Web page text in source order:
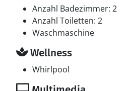
Anzahl Badezimmer: 2
Anzahl Toiletten: 2
Waschmaschine
Wellness
Whirlpool